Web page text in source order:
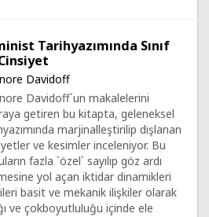
Tarihyazımında Sınıf
Davidoff
Davidoff´un makalelerini
getiren bu kitapta, geleneksel
marjinalleştirilip dışlanan
ve kesimler inceleniyor. Bu
fazla `özel` sayılıp göz ardı
yol açan iktidar dinamikleri
basit ve mekanik ilişkiler olarak
ve çokboyutluluğu içinde ele